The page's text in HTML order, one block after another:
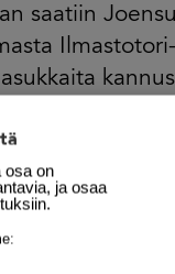
saatiin
nyt
ja
ratkaisuja.
Tavoitteena
osa on
ja osaa